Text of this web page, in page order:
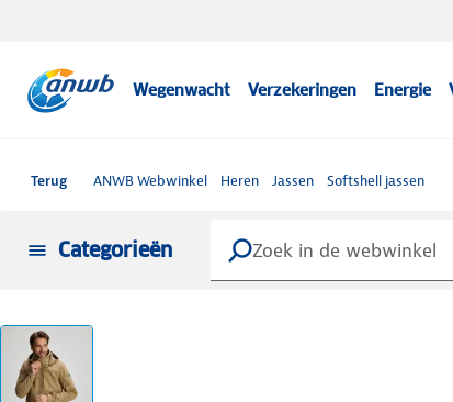
Wegenwacht Verzekeringen Energie
Terug ANWB Webwinkel Heren Jassen Softshell jassen
Categorieën